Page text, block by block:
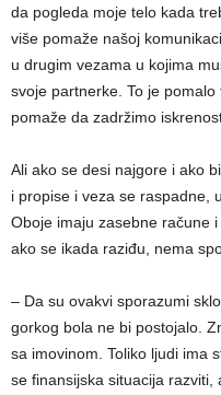
da pogleda moje telo kada
više pomaže našoj
u drugim vezama u kojima
svoje partnerke. To je
pomaže da zadržimo
Ali ako se desi najgore i ako
i propise i veza se raspadne,
Oboje imaju zasebne račune
ako se ikada raziđu, nema
– Da su ovakvi sporazumi
gorkog bola ne bi postojalo.
sa imovinom. Toliko ljudi ima
se finansijska situacija razviti,